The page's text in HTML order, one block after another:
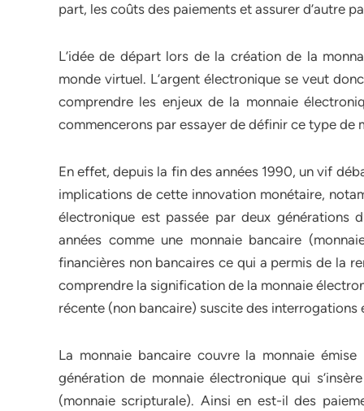
part, les coûts des paiements et assurer d’autre
L’idée de départ lors de la création de la
monde virtuel. L’argent électronique se veut
comprendre les enjeux de la monnaie
commencerons par essayer de définir ce type de
En effet, depuis la fin des années 1990, un vif
implications de cette innovation monétaire,
électronique est passée par deux générations
années comme une monnaie bancaire
financières non bancaires ce qui a permis de la
comprendre la signification de la monnaie
récente (non bancaire) suscite des interrogations
La monnaie bancaire couvre la monnaie
génération de monnaie électronique qui
(monnaie scripturale). Ainsi en est-il des